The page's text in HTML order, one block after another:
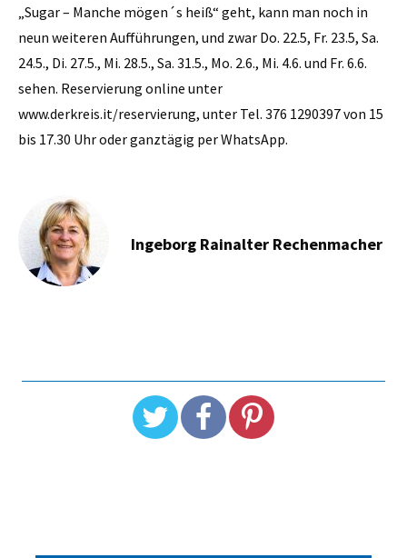
„Sugar – Manche mögen´s heiß“ geht, kann man noch in
neun weiteren Aufführungen, und zwar Do. 22.5, Fr. 23.5, Sa.
24.5., Di. 27.5., Mi. 28.5., Sa. 31.5., Mo. 2.6., Mi. 4.6. und Fr. 6.6.
sehen. Reservierung online unter
www.derkreis.it/reservierung, unter Tel. 376 1290397 von 15
bis 17.30 Uhr oder ganztägig per WhatsApp.
Ingeborg Rainalter Rechenmacher